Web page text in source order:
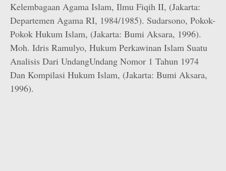
Kelembagaan Agama Islam, Ilmu Fiqih II, (Jakarta:
Departemen Agama RI, 1984/1985). Sudarsono, Pokok-
Pokok Hukum Islam, (Jakarta: Bumi Aksara, 1996).
Moh. Idris Ramulyo, Hukum Perkawinan Islam Suatu
Analisis Dari Undang­Undang Nomor 1 Tahun 1974
Dan Kompilasi Hukum Islam, (Jakarta: Bumi Aksara,
1996).